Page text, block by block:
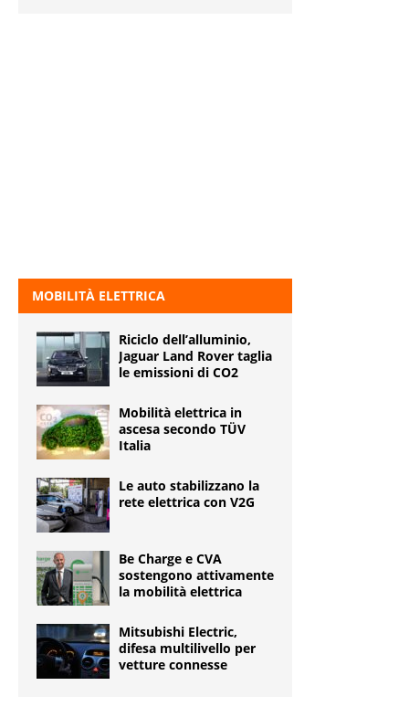
MOBILITÀ ELETTRICA
Riciclo dell’alluminio,
Jaguar Land Rover taglia
le emissioni di CO2
Mobilità elettrica in
ascesa secondo TÜV
Italia
Le auto stabilizzano la
rete elettrica con V2G
Be Charge e CVA
sostengono attivamente
la mobilità elettrica
Mitsubishi Electric,
difesa multilivello per
vetture connesse